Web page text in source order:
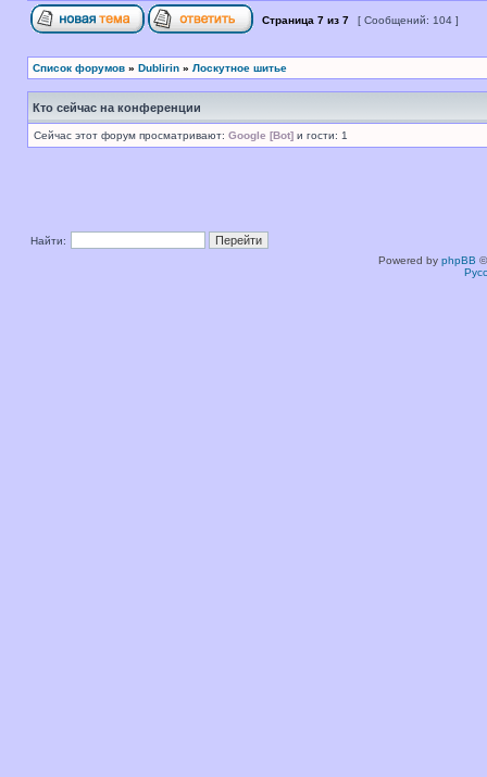
Страница 7 из 7 [ Сообщений: 104 ]
Список форумов » Dublirin » Лоскутное шитье
Кто сейчас на конференции
Сейчас этот форум просматривают: Google [Bot] и гости: 1
Найти:
Powered by phpBB